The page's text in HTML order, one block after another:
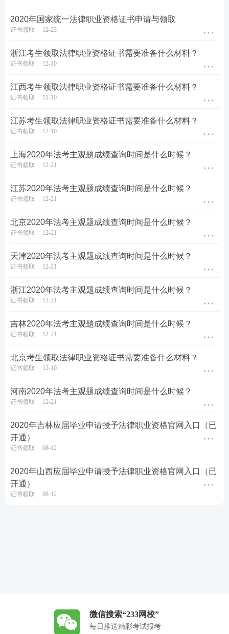
2020年国家统一法律职业资格证书申请与领取
证书领取 12-23
浙江考生领取法律职业资格证书需要准备什么材料？
证书领取 12-10
江西考生领取法律职业资格证书需要准备什么材料？
证书领取 12-10
江苏考生领取法律职业资格证书需要准备什么材料？
证书领取 12-10
上海2020年法考主观题成绩查询时间是什么时候？
证书领取 12-21
江苏2020年法考主观题成绩查询时间是什么时候？
证书领取 12-21
北京2020年法考主观题成绩查询时间是什么时候？
证书领取 12-21
天津2020年法考主观题成绩查询时间是什么时候？
证书领取 12-21
浙江2020年法考主观题成绩查询时间是什么时候？
证书领取 12-21
吉林2020年法考主观题成绩查询时间是什么时候？
证书领取 12-21
北京考生领取法律职业资格证书需要准备什么材料？
证书领取 12-10
河南2020年法考主观题成绩查询时间是什么时候？
证书领取 12-21
2020年吉林应届毕业申请授予法律职业资格官网入口（已
开通）
证书领取 08-12
2020年山西应届毕业申请授予法律职业资格官网入口（已
开通）
证书领取 08-12
微信搜索“233网校”
每日推送精彩考试报考